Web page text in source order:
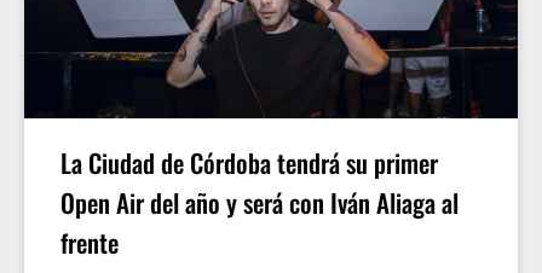
La Ciudad de Córdoba tendrá su primer
Open Air del año y será con Iván Aliaga al
frente